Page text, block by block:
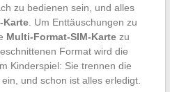
zu bedienen sein, und alles
Karte. Um Enttäuschungen zu
Multi-Format-SIM-Kartezu
Format wird die
Kinderspiel: Sie trennen die
und schon ist alles erledigt.